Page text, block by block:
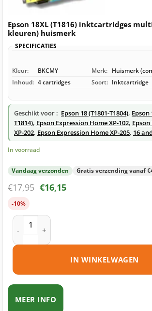
Epson 18XL (T1816) inktcartridges
kleuren) huismerk
SPECIFICATIES
Kleur: BKCMY Merk: Huismerk
Inhoud: 4 cartridges Soort: Inktcartridge
Geschikt voor : Epson 18 (T1801-T1804), Epson
T1814), Epson Expression Home XP-102,
XP-202, Epson Expression Home XP-205, 16
In voorraad
Vandaag verzonden Gratis verzending vanaf
€17,95 €16,15
-10%
Epson 18XL (T1816) inktcartridges
IN WINKELWAGEN
MEER INFO